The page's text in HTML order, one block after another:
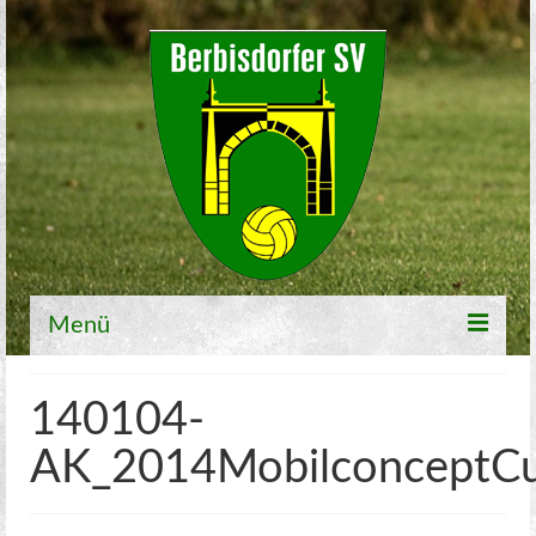
Menü
Fußball
1. Mannschaft
140104-